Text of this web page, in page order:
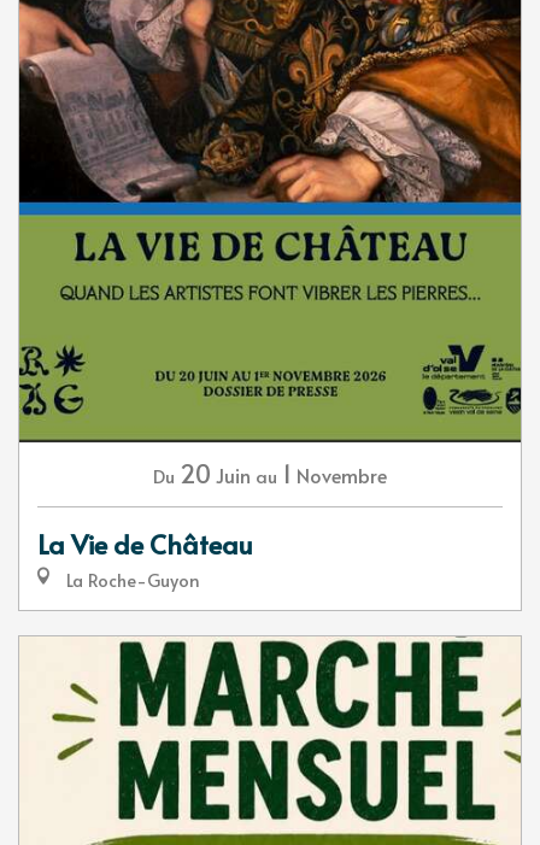
Du 20 Juin au 1 Novembre
La Vie de Château
La Roche-Guyon